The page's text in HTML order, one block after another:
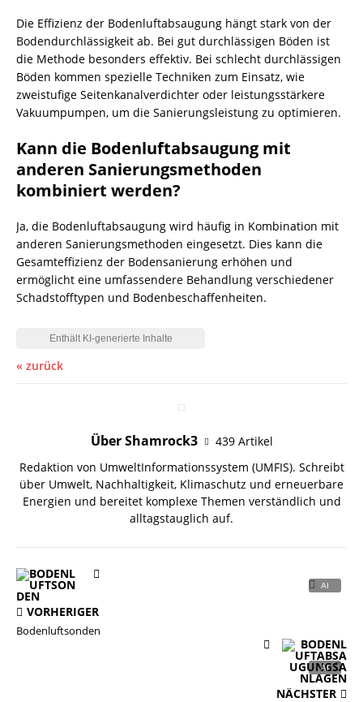
Die Effizienz der Bodenluftabsaugung hängt stark von der
Bodendurchlässigkeit ab. Bei gut durchlässigen Böden ist
die Methode besonders effektiv. Bei schlecht durchlässigen
Böden kommen spezielle Techniken zum Einsatz, wie
zweistufige Seitenkanalverdichter oder leistungsstärkere
Vakuumpumpen, um die Sanierungsleistung zu optimieren.
Kann die Bodenluftabsaugung mit
anderen Sanierungsmethoden
kombiniert werden?
Ja, die Bodenluftabsaugung wird häufig in Kombination mit
anderen Sanierungsmethoden eingesetzt. Dies kann die
Gesamteffizienz der Bodensanierung erhöhen und
ermöglicht eine umfassendere Behandlung verschiedener
Schadstofftypen und Bodenbeschaffenheiten.
« zurück
Über Shamrock3
439 Artikel
Redaktion von UmweltInformationssystem (UMFIS). Schreibt
über Umwelt, Nachhaltigkeit, Klimaschutz und erneuerbare
Energien und bereitet komplexe Themen verständlich und
alltagstauglich auf.
VORHERIGER
Bodenluftsonden
NÄCHSTER